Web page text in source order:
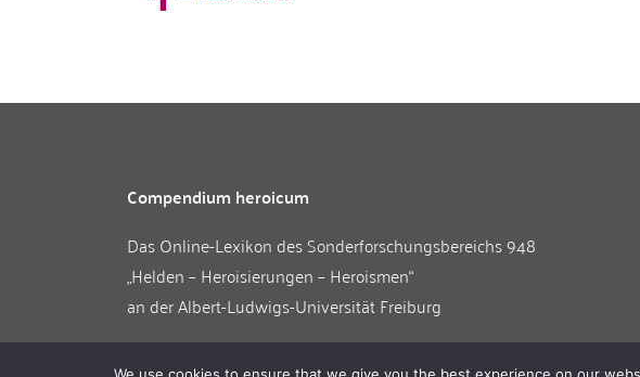
Compendium heroicum
Das Online-Lexikon desSonderforschungsbereichs 948
„Helden – Heroisierungen – Heroismen“
an derAlbert-Ludwigs-Universität Freiburg